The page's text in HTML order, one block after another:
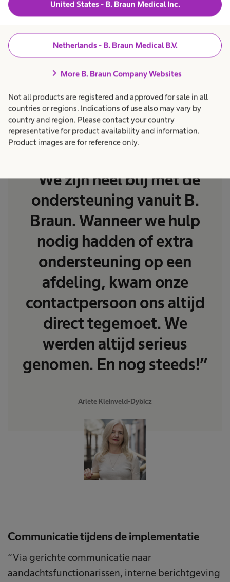
United States - B. Braun Medical Inc.
Netherlands - B. Braun Medical B.V.
chevron_right More B. Braun Company Websites
Not all products are registered and approved for sale in all
countries or regions. Indications of use also may vary by
country and region. Please contact your country
representative for product availability and information.
Product images are for reference only.
Kennisdeling en uitwisseling van ervaringen met
collega’s van andere ziekenhuizen binnen het
LNAG regio Zuid-Nederland hebben een positief
deze contacten, en contacten met collega’s in het
buitenland, hebben we draagvlak en vertrouwen
kunnen creëren binnen het ziekenhuis."
“We zijn heel blij met de
ondersteuning vanuit B.
Braun. Wanneer we hulp
nodig hadden of extra
ondersteuning op een
afdeling, kwam onze
contactpersoon ons altijd
direct tegemoet. We
werden altijd serieus
genomen. En nog steeds!”
Arlete Kleinveld-Dybicz
Communicatie tijdens de implementatie
“Via gerichte communicatie naar
aandachtsfunctionarissen, interne berichtgeving